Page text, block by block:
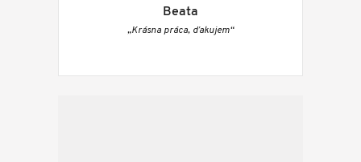
Beata
„Krásna práca, ďakujem“